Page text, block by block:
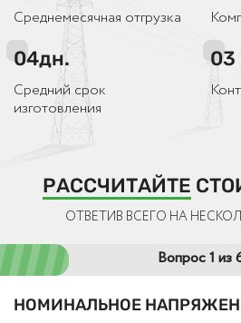
Среднемесячная отгрузка
04дн.
Средний срок
изготовления
03
РАССЧИТАЙТЕ
ОТВЕТИВ ВСЕГО НА
Вопрос 1 из
НОМИНАЛЬНОЕ